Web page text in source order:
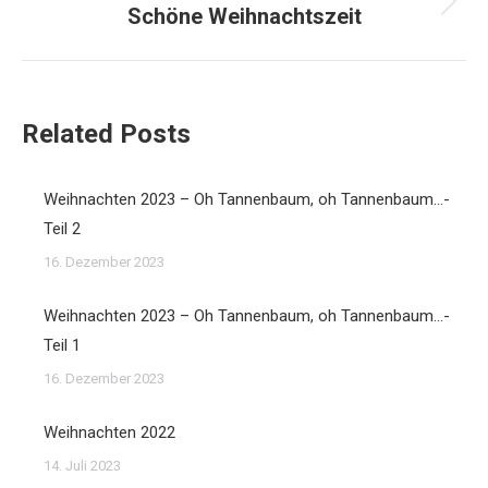
Nächster
Schöne Weihnachtszeit
Related Posts
Weihnachten 2023 – Oh Tannenbaum, oh Tannenbaum…-
Teil 2
16. Dezember 2023
Weihnachten 2023 – Oh Tannenbaum, oh Tannenbaum…-
Teil 1
16. Dezember 2023
Weihnachten 2022
14. Juli 2023